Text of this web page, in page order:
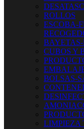
ROLLOS
ESCOBA-
BAYETAS-
CUBOS Y
BOLSAS-
LIMPIEZA